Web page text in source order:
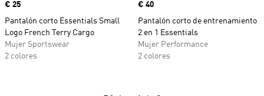
Precio
€ 25
Pantalón corto Essentials Small
Logo French Terry Cargo
Mujer Sportswear
2 colores
Precio
€ 40
Pantalón corto de entrenamiento
2 en 1 Essentials
Mujer Performance
2 colores